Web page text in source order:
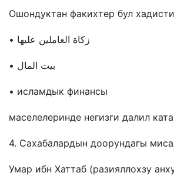
Ошондуктан факихтер бул
• زكاة العاملين عليها
• بيت المال
• исламдык финансы
маселелеринде негизги далил
4. Сахабалардын доорундагы
Умар ибн Хаттаб (разияллохзу